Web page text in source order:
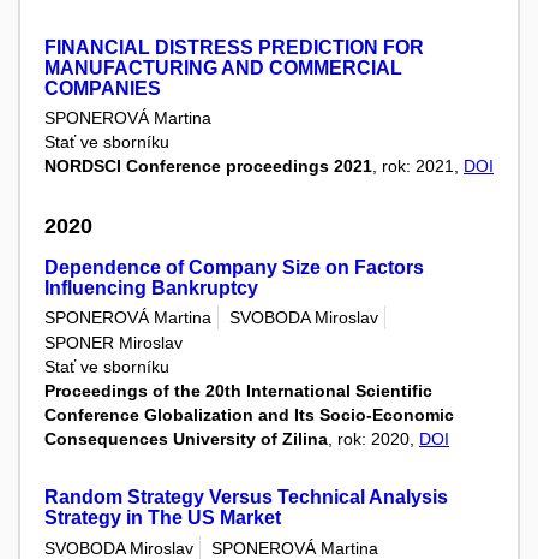
FINANCIAL DISTRESS PREDICTION FOR
MANUFACTURING AND COMMERCIAL
COMPANIES
SPONEROVÁ Martina
Stať ve sborníku
NORDSCI Conference proceedings 2021, rok: 2021, DOI
2020
Dependence of Company Size on Factors
Influencing Bankruptcy
SPONEROVÁ Martina
SVOBODA Miroslav
SPONER Miroslav
Stať ve sborníku
Proceedings of the 20th International Scientific
Conference Globalization and Its Socio-Economic
Consequences University of Zilina, rok: 2020, DOI
Random Strategy Versus Technical Analysis
Strategy in The US Market
SVOBODA Miroslav
SPONEROVÁ Martina